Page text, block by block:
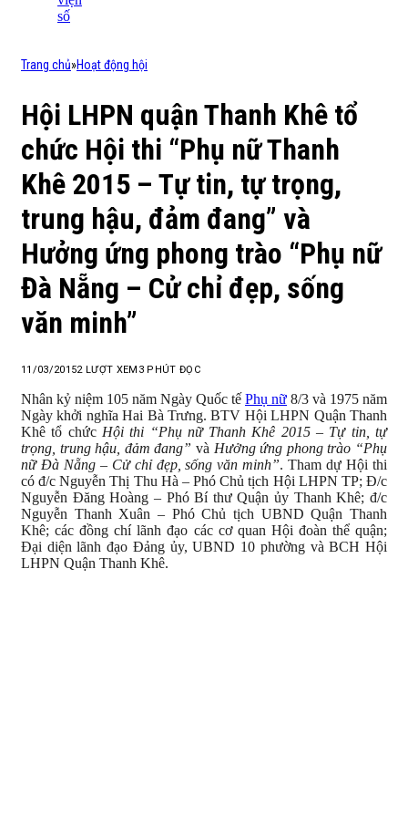
số
Trang chủ»Hoạt động hội
Hội LHPN quận Thanh Khê tổ
chức Hội thi “Phụ nữ Thanh
Khê 2015 – Tự tin, tự trọng,
trung hậu, đảm đang” và
Hưởng ứng phong trào “Phụ nữ
Đà Nẵng – Cử chỉ đẹp, sống
văn minh”
11/03/20152 LƯỢT XEM 3 PHÚT ĐỌC
Nhân kỷ niệm 105 năm Ngày Quốc tế Phụ nữ 8/3 và 1975 năm
Ngày khởi nghĩa Hai Bà Trưng. BTV Hội LHPN Quận Thanh
Khê tổ chức Hội thi “Phụ nữ Thanh Khê 2015 – Tự tin, tự
trọng, trung hậu, đảm đang” và Hưởng ứng phong trào “Phụ
nữ Đà Nẵng – Cử chỉ đẹp, sống văn minh”. Tham dự Hội thi
có đ/c Nguyễn Thị Thu Hà – Phó Chủ tịch Hội LHPN TP; Đ/c
Nguyễn Đăng Hoàng – Phó Bí thư Quận ủy Thanh Khê; đ/c
Nguyễn Thanh Xuân – Phó Chủ tịch UBND Quận Thanh
Khê; các đồng chí lãnh đạo các cơ quan Hội đoàn thể quận;
Đại diện lãnh đạo Đảng ủy, UBND 10 phường và BCH Hội
LHPN Quận Thanh Khê.